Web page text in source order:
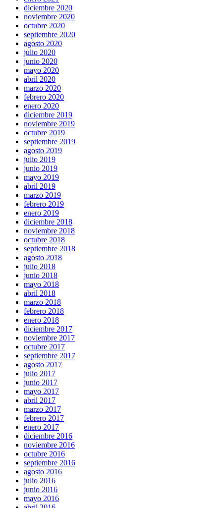
diciembre 2020
noviembre 2020
octubre 2020
septiembre 2020
agosto 2020
julio 2020
junio 2020
mayo 2020
abril 2020
marzo 2020
febrero 2020
enero 2020
diciembre 2019
noviembre 2019
octubre 2019
septiembre 2019
agosto 2019
julio 2019
junio 2019
mayo 2019
abril 2019
marzo 2019
febrero 2019
enero 2019
diciembre 2018
noviembre 2018
octubre 2018
septiembre 2018
agosto 2018
julio 2018
junio 2018
mayo 2018
abril 2018
marzo 2018
febrero 2018
enero 2018
diciembre 2017
noviembre 2017
octubre 2017
septiembre 2017
agosto 2017
julio 2017
junio 2017
mayo 2017
abril 2017
marzo 2017
febrero 2017
enero 2017
diciembre 2016
noviembre 2016
octubre 2016
septiembre 2016
agosto 2016
julio 2016
junio 2016
mayo 2016